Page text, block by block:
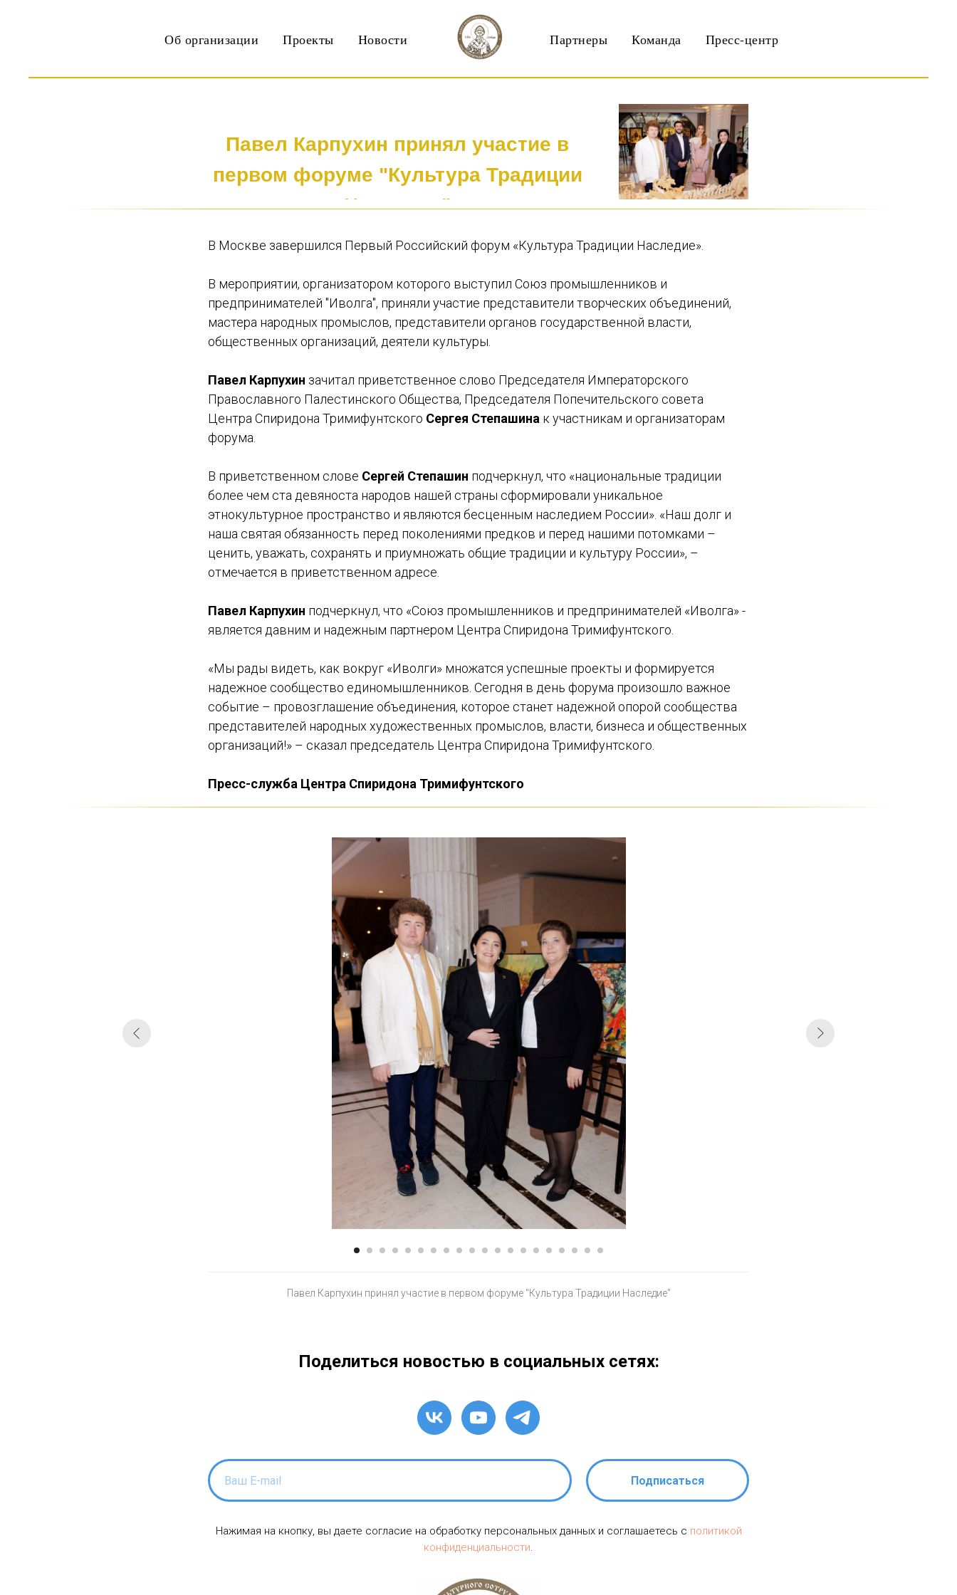
Об организации Проекты Новости Партнеры Команда Пресс-центр
Павел Карпухин принял участие в
первом форуме "Культура Традиции
Наследие"
В Москве завершился Первый Российский форум «Культура Традиции Наследие».
В мероприятии, организатором которого выступил Союз промышленников и
предпринимателей "Иволга", приняли участие представители творческих объединений,
мастера народных промыслов, представители органов государственной власти,
общественных организаций, деятели культуры.
Павел Карпухин зачитал приветственное слово Председателя Императорского
Православного Палестинского Общества, Председателя Попечительского совета
Центра Спиридона Тримифунтского Сергея Степашина к участникам и организаторам
форума.
В приветственном слове Сергей Степашин подчеркнул, что «национальные традиции
более чем ста девяноста народов нашей страны сформировали уникальное
этнокультурное пространство и являются бесценным наследием России». «Наш долг и
наша святая обязанность перед поколениями предков и перед нашими потомками –
ценить, уважать, сохранять и приумножать общие традиции и культуру России», –
отмечается в приветственном адресе.
Павел Карпухин подчеркнул, что «Союз промышленников и предпринимателей «Иволга» -
является давним и надежным партнером Центра Спиридона Тримифунтского.
«Мы рады видеть, как вокруг «Иволги» множатся успешные проекты и формируется
надежное сообщество единомышленников. Сегодня в день форума произошло важное
событие – провозглашение объединения, которое станет надежной опорой сообщества
представителей народных художественных промыслов, власти, бизнеса и общественных
организаций!» – сказал председатель Центра Спиридона Тримифунтского.
Пресс-служба Центра Спиридона Тримифунтского
Павел Карпухин принял участие в первом форуме "Культура Традиции Наследие"
Поделиться новостью в социальных сетях:
Подписаться
Нажимая на кнопку, вы даете согласие на обработку персональных данных и соглашаетесь c политикой
конфиденциальности.